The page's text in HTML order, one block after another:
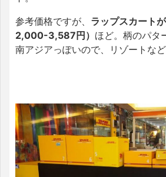
参考価格ですが、 ラップスカート
2,000-3,587円） ほど。柄のパタ
南アジアっぽいので、リゾートなど